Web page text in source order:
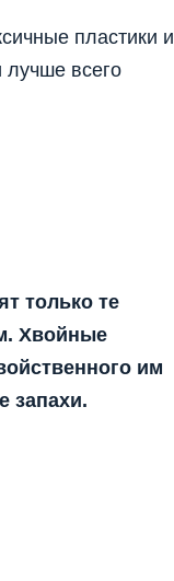
пластики и
всего
только те
Хвойные
им
запахи.